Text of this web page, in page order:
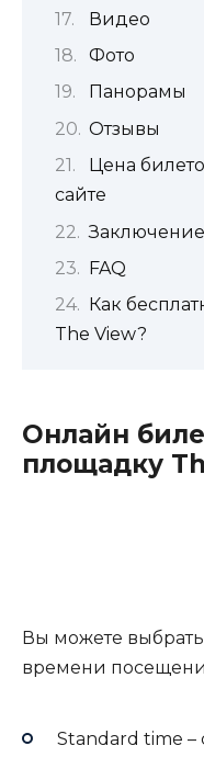
Видео
Фото
Панорамы
Отзывы
Цена
сайте
Заключение
FAQ
Как
The View?
Онлайн
площадку
Вы можете
времени
Standard time –